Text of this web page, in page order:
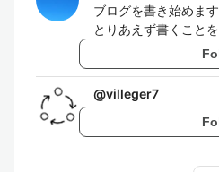
ブログを書き始めま
とりあえず書くこと
@villeger7